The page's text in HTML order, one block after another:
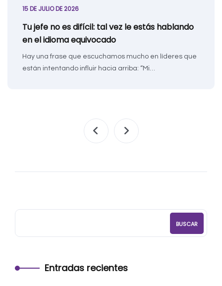
15 DE JULIO DE 2026
Tu jefe no es difícil: tal vez le estás hablando
en el idioma equivocado
Hay una frase que escuchamos mucho en líderes que
están intentando influir hacia arriba: “Mi…
BUSCAR
Entradas recientes